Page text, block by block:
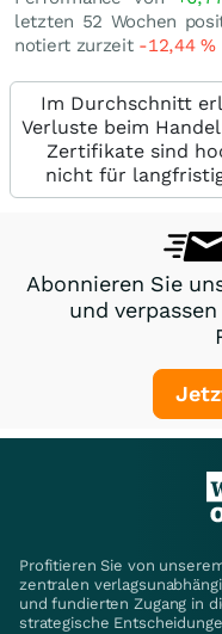
letzten 52 Wochen
notiert zurzeit -12,44%
Im Durchschnitt
Verluste beim
Zertifikate sind
nicht für
Abonnieren Sie
und
Profitieren Sie von
zentralen
und fundierten Zugang in
strategische